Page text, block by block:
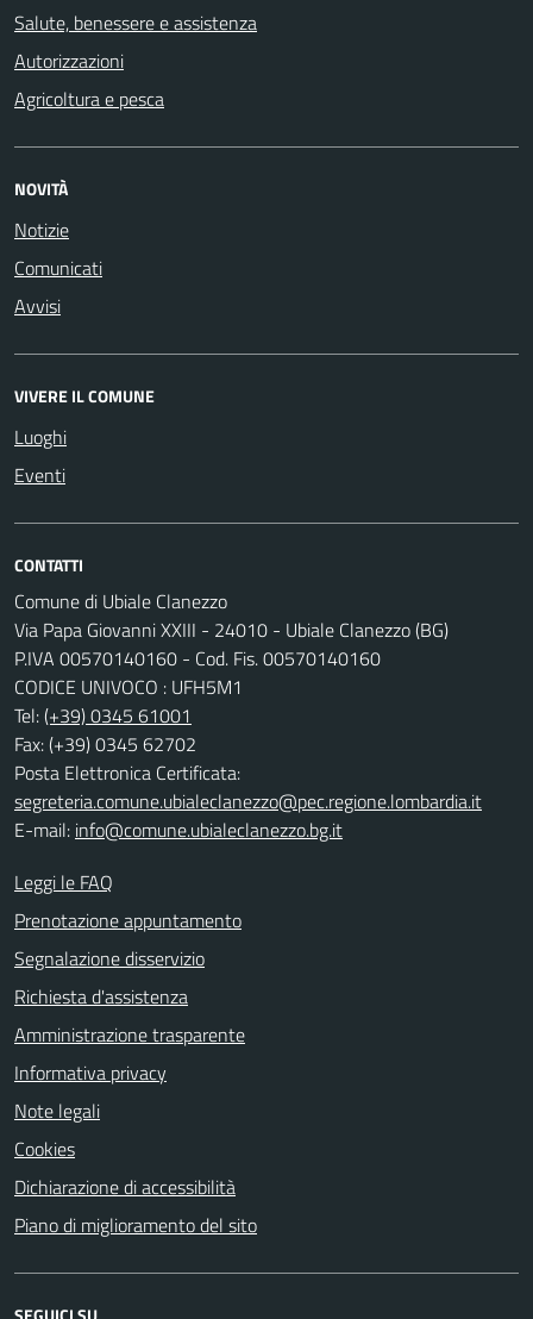
Salute, benessere e assistenza
Autorizzazioni
Agricoltura e pesca
NOVITÀ
Notizie
Comunicati
Avvisi
VIVERE IL COMUNE
Luoghi
Eventi
CONTATTI
Comune di Ubiale Clanezzo
Via Papa Giovanni XXIII - 24010 - Ubiale Clanezzo (BG)
P.IVA 00570140160 - Cod. Fis. 00570140160
CODICE UNIVOCO : UFH5M1
Tel:(+39) 0345 61001
Fax: (+39) 0345 62702
Posta Elettronica Certificata:
segreteria.comune.ubialeclanezzo@pec.regione.lombardia.it
E-mail: info@comune.ubialeclanezzo.bg.it
Leggi le FAQ
Prenotazione appuntamento
Segnalazione disservizio
Richiesta d'assistenza
Amministrazione trasparente
Informativa privacy
Note legali
Cookies
Dichiarazione di accessibilità
Piano di miglioramento del sito